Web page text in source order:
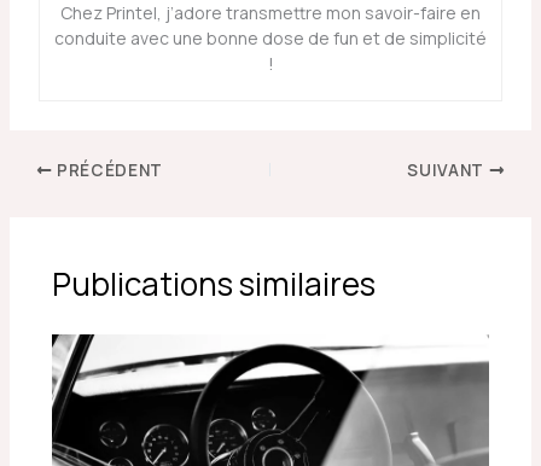
Chez Printel, j’adore transmettre mon savoir-faire en
conduite avec une bonne dose de fun et de simplicité
!
PRÉCÉDENT SUIVANT
Publications similaires